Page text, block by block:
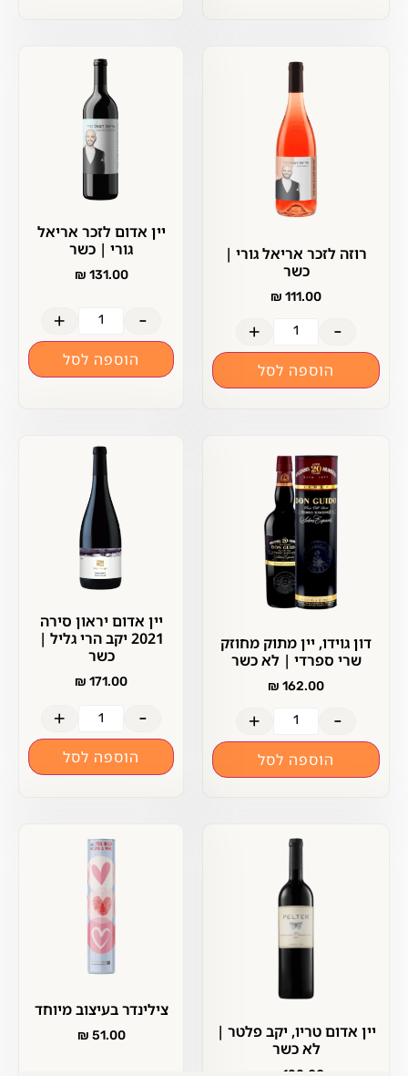
רוזה לזכר אריאל גורי |
כשר
₪ 111.00
-
+
הוספה לסל
יין אדום לזכר אריאל
גורי | כשר
₪ 131.00
-
+
הוספה לסל
דון גוידו, יין מתוק מחוזק
שרי ספרדי | לא כשר
₪ 162.00
-
+
הוספה לסל
יין אדום יראון סירה
2021 יקב הרי גליל |
כשר
₪ 171.00
-
+
הוספה לסל
יין אדום טריו, יקב פלטר |
לא כשר
צילינדר בעיצוב מיוחד
₪ 51.00